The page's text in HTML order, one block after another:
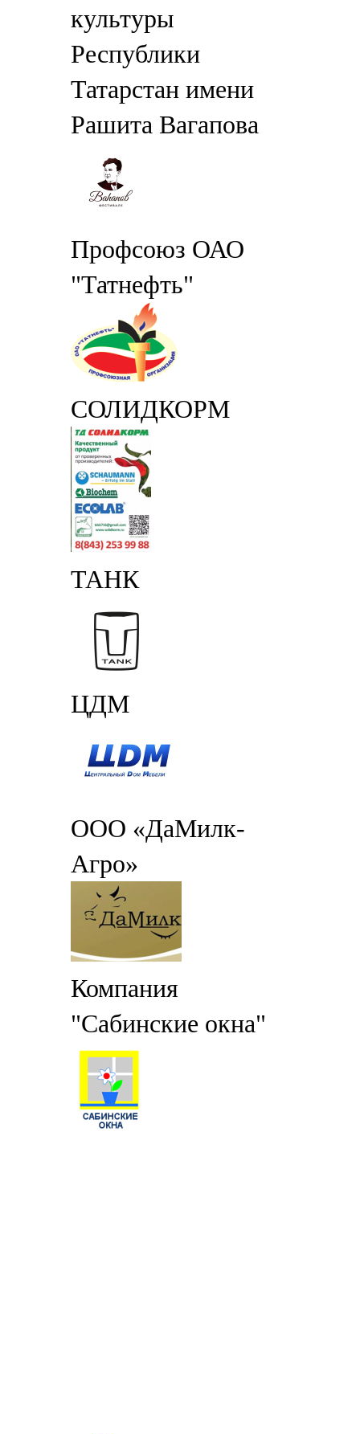
культуры
Республики
Татарстан имени
Рашита Вагапова
Профсоюз ОАО
"Татнефть"
СОЛИДКОРМ
ТАНК
ЦДМ
ООО «ДаМилк-
Агро»
Компания
"Сабинские окна"